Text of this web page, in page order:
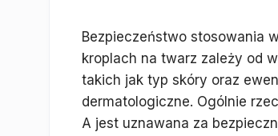
Bezpieczeństwo stosowania
kroplach na twarz zależy od
takich jak typ skóry oraz
dermatologiczne. Ogólnie
A jest uznawana za